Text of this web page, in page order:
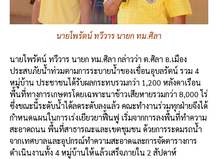
นายไพรัตน์ ทวีวาร นายก ทม.ศิลา
นายไพรัตน์ ทวีวาร นายก ทม.ศิลา กล่าวว่า ต.ศิลา อ.เมือง
ประสบภัยน้ำท่วมตามการระบายน้ำของเขื่อนอุบลรัตน์ รวม 4
หมู่บ้าน ประชาชนได้รับผลกระทบรวมกว่า 1,200 หลังคาเรือน
พื้นที่ทางการเกษตรโดยเฉพาะนาข้าวเสียหายรวมกว่า 8,000 ไร่
ซึ่งขณะนี้ระดับน้ำได้ลดระดับลงแล้ว คณะทำงานร่วมทุกฝ่ายจึงได้
กำหนดแผนในการเร่งเยียวยาฟื้นฟู เริ่มจากการลงพื้นที่ทำความ
สะอาดถนน พื้นที่สาธารณะและเขตชุมชน ด้วยการระดมรถน้ำ
จากเทศบาลและอุปกรณ์ทำความสะอาดและการจัดตารางการ
ดำเนินงานทั้ง 4 หมู่บ้านให้แล้วเสร็จภายใน 2 สัปดาห์